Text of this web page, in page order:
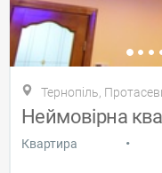
Тернопіль,
Неймовірна
Квартира •